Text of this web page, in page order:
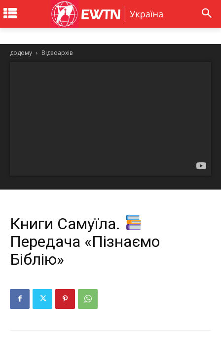
додому Відеоархів
Книги Самуїла.
Передача «Пізнаємо
Біблію»